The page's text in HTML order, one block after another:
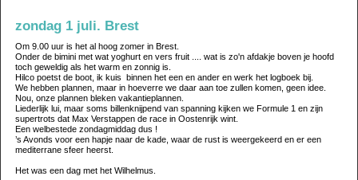
zondag 1 juli. Brest
Om 9.00 uur is het al hoog zomer in Brest.
Onder de bimini met wat yoghurt en vers fruit .... wat is zo'n afdakje boven je hoofd
toch geweldig als het warm en zonnig is.
Hilco poetst de boot, ik kuis binnen het een en ander en werk het logboek bij.
We hebben plannen, maar in hoeverre we daar aan toe zullen komen, geen idee.
Nou, onze plannen bleken vakantieplannen.
Liederlijk lui, maar soms billenknijpend van spanning kijken we Formule 1 en zijn
supertrots dat Max Verstappen de race in Oostenrijk wint.
Een welbestede zondagmiddag dus !
’s Avonds voor een hapje naar de kade, waar de rust is weergekeerd en er een
mediterrane sfeer heerst.
Het was een dag met het Wilhelmus.